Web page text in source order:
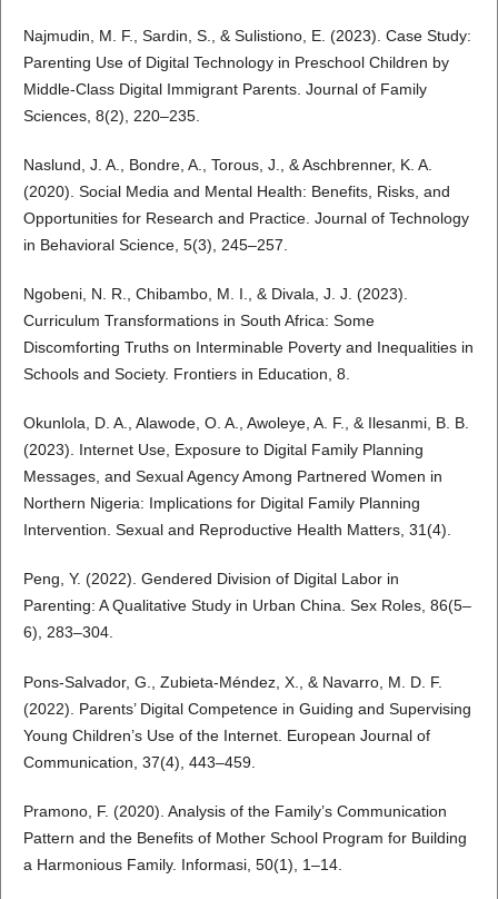
Najmudin, M. F., Sardin, S., & Sulistiono, E. (2023). Case Study:
Parenting Use of Digital Technology in Preschool Children by
Middle-Class Digital Immigrant Parents. Journal of Family
Sciences, 8(2), 220–235.
Naslund, J. A., Bondre, A., Torous, J., & Aschbrenner, K. A.
(2020). Social Media and Mental Health: Benefits, Risks, and
Opportunities for Research and Practice. Journal of Technology
in Behavioral Science, 5(3), 245–257.
Ngobeni, N. R., Chibambo, M. I., & Divala, J. J. (2023).
Curriculum Transformations in South Africa: Some
Discomforting Truths on Interminable Poverty and Inequalities in
Schools and Society. Frontiers in Education, 8.
Okunlola, D. A., Alawode, O. A., Awoleye, A. F., & Ilesanmi, B. B.
(2023). Internet Use, Exposure to Digital Family Planning
Messages, and Sexual Agency Among Partnered Women in
Northern Nigeria: Implications for Digital Family Planning
Intervention. Sexual and Reproductive Health Matters, 31(4).
Peng, Y. (2022). Gendered Division of Digital Labor in
Parenting: A Qualitative Study in Urban China. Sex Roles, 86(5–
6), 283–304.
Pons-Salvador, G., Zubieta-Méndez, X., & Navarro, M. D. F.
(2022). Parents’ Digital Competence in Guiding and Supervising
Young Children’s Use of the Internet. European Journal of
Communication, 37(4), 443–459.
Pramono, F. (2020). Analysis of the Family’s Communication
Pattern and the Benefits of Mother School Program for Building
a Harmonious Family. Informasi, 50(1), 1–14.